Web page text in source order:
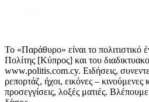
Το «Παράθυρο» είναι το πολιτιστικό
Πολίτης [Κύπρος] και του
www.politis.com.cy. Ειδήσεις,
ρεπορτάζ, ήχοι, εικόνες – κινούμενες
προσεγγίσεις, λοξές ματιές.